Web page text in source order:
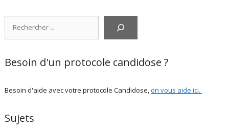
Besoin d'un protocole candidose ?
Besoin d'aide avec votre protocole Candidose, on vous aide ici.
Sujets